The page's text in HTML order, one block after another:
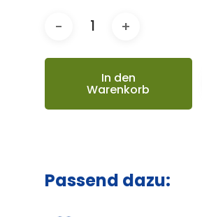
In den
Warenkorb
Passend dazu: